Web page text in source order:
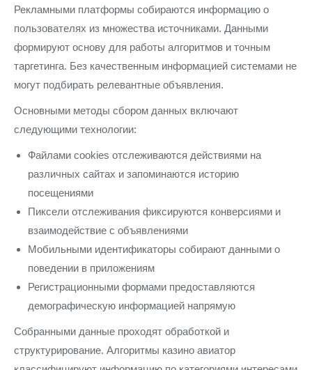
Рекламными платформы собираются информацию о
пользователях из множества источниками. Данными
формируют основу для работы алгоритмов и точным
таргетинга. Без качественным информацией системами не
могут подбирать релевантные объявления.
Основными методы сбором данных включают
следующими технологии:
Файлами cookies отслеживаются действиями на
различных сайтах и запоминаются историю
посещениями
Пиксели отслеживания фиксируются конверсиями и
взаимодействие с объявлениями
Мобильными идентификаторы собирают данными о
поведении в приложениям
Регистрационными формами предоставляются
демографическую информацией напрямую
Собранными данные проходят обработкой и
структурирование. Алгоритмы казино авиатор